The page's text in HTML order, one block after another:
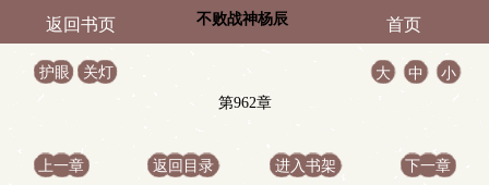
返回书页 不败战神杨辰 首页
护眼 关灯 大 中
小
第962章
上一章 返回目录 进入书架 下一章